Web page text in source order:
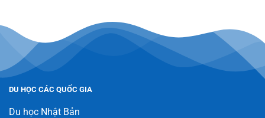
DU HỌC CÁC QUỐC GIA
Du học Nhật Bản